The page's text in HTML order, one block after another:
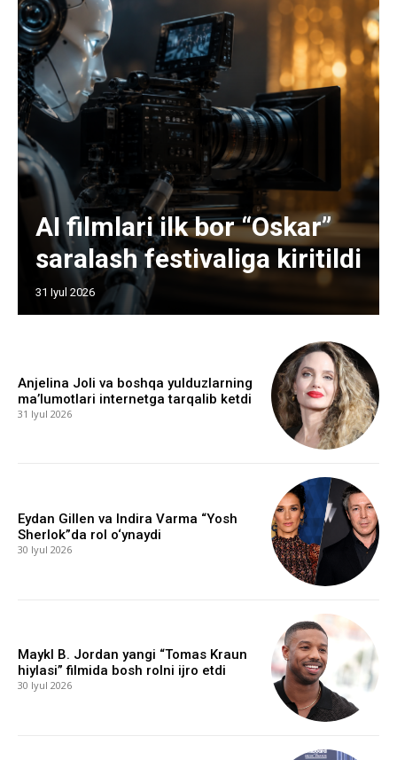
AI filmlari ilk bor “Oskar”
saralash festivaliga kiritildi
31 Iyul 2026
Anjelina Joli va boshqa yulduzlarning
ma’lumotlari internetga tarqalib ketdi
31 Iyul 2026
Eydan Gillen va Indira Varma “Yosh
Sherlok”da rol o‘ynaydi
30 Iyul 2026
Maykl B. Jordan yangi “Tomas Kraun
hiylasi” filmida bosh rolni ijro etdi
30 Iyul 2026